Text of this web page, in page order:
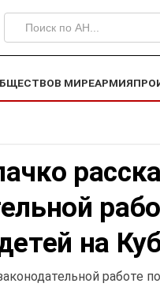
В МИРЕАРМИЯ
на
работе